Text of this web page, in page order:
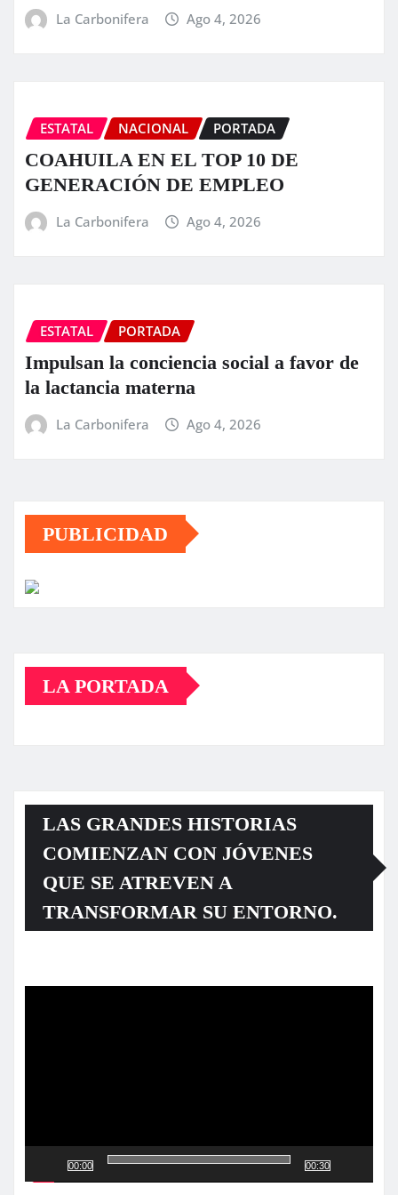
La Carbonifera Ago 4, 2026
ESTATAL NACIONAL PORTADA
COAHUILA EN EL TOP 10 DE
GENERACIÓN DE EMPLEO
La Carbonifera Ago 4, 2026
ESTATAL PORTADA
Impulsan la conciencia social a favor de
la lactancia materna
La Carbonifera Ago 4, 2026
PUBLICIDAD
LA PORTADA
LAS GRANDES HISTORIAS
COMIENZAN CON JÓVENES
QUE SE ATREVEN A
TRANSFORMAR SU ENTORNO.
00:00 00:30